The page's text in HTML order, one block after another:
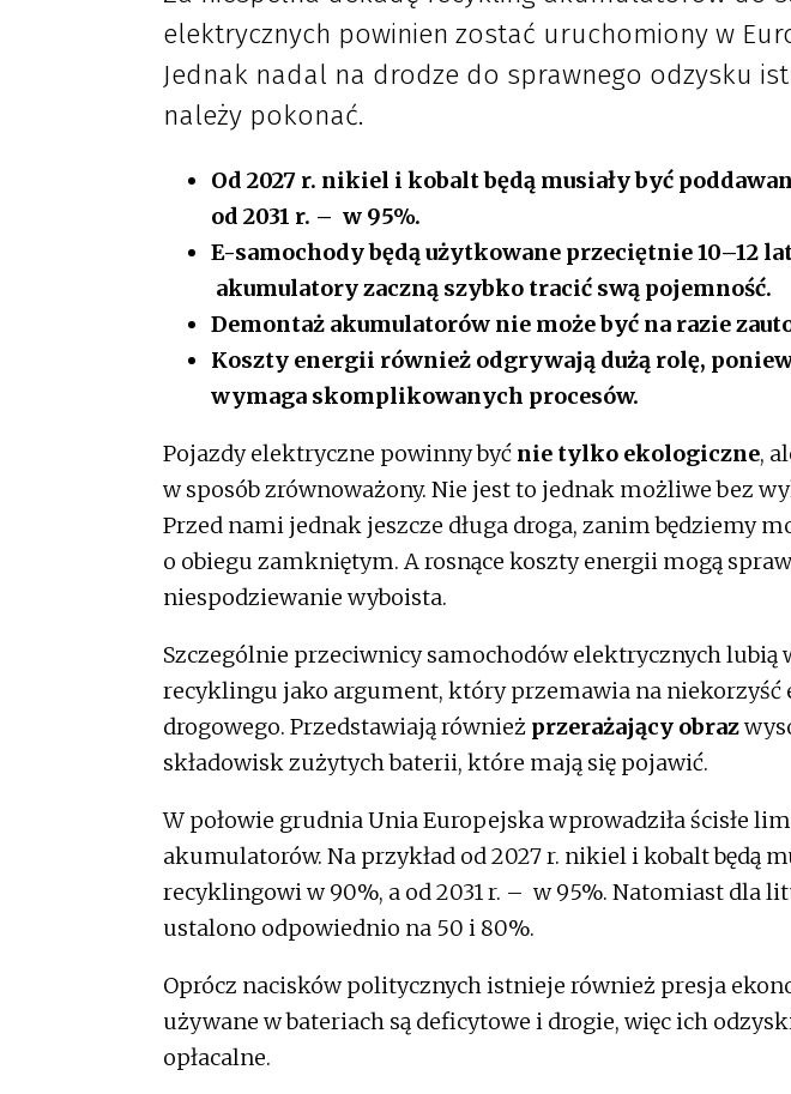
elektrycznych powinien zostać uruchomiony w
Jednak nadal na drodze do sprawnego odzysku
należy pokonać.
Od 2027 r. nikiel i kobalt będą musiały być
od 2031 r. – w 95%.
E-samochody będą użytkowane przeciętnie 10–12
akumulatory zaczną szybko tracić swą pojemność.
Demontaż akumulatorów nie może być na razie
Koszty energii również odgrywają dużą rolę,
wymaga skomplikowanych procesów.
Pojazdy elektryczne powinny być nie tylko ekologiczne,
w sposób zrównoważony. Nie jest to jednak możliwe bez
Przed nami jednak jeszcze długa droga, zanim będziemy
o obiegu zamkniętym. A rosnące koszty energii mogą
niespodziewanie wyboista.
Szczególnie przeciwnicy samochodów elektrycznych lubią
recyklingu jako argument, który przemawia na
drogowego. Przedstawiają również przerażający obraz
składowisk zużytych baterii, które mają się pojawić.
W połowie grudnia Unia Europejska wprowadziła ścisłe
akumulatorów. Na przykład od 2027 r. nikiel i kobalt będą
recyklingowi w 90%, a od 2031 r. – w 95%. Natomiast dla
ustalono odpowiednio na 50 i 80%.
Oprócz nacisków politycznych istnieje również presja
używane w bateriach są deficytowe i drogie, więc ich
opłacalne.